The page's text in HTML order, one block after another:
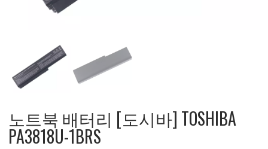
노트북 배터리 [도시바] TOSHIBA
PA3818U-1BRS